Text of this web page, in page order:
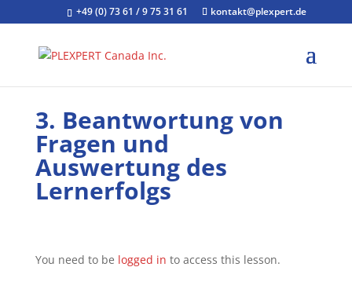
+49 (0) 73 61 / 9 75 31 61 kontakt@plexpert.de
3. Beantwortung von
Fragen und
Auswertung des
Lernerfolgs
You need to be logged in to access this lesson.